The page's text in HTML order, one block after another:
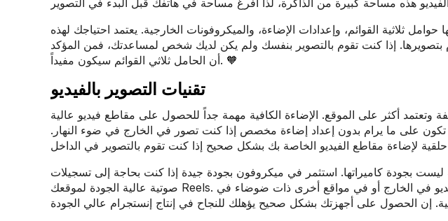
ثلاثية القوائم، وإعدادات الإضاءة، والميكروفونات الخارجية. يعتمد احتياجك لهذه
بتصويرها. إذا كنت تقوم بالتصوير بنفسك ولم يكن لديك شخص لمساعدتك، فمن المؤكد
أن الحامل ثلاثي القوائم سيكون مفيداً. 🧡
تقنيات التصوير بالفيديو
وتعتمد أكثر على الموقع. الإضاءة الكافية مهمة جداً للحصول على مقاطع فيديو عالية
تكون على ما يرام بدون إعداد إضاءة مخصص إذا كنت تصور في الخارج في ضوء النهار.
بجودة كاميراتها. استثمر في ميكروفون بجودة جيدة إذا كنت بحاجة إلى تسجيلات
صوتية عالية الجودة لموقعك Reels. هذا صحيح بشكل خاص إذا كنت تسجل مقاطع الفيديو في الخارج أو في مواقع أخرى ذات ضوضاء في